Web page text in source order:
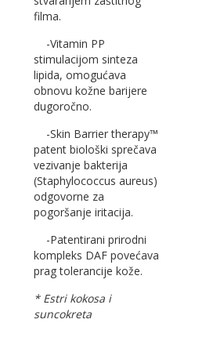
filma.
-Vitamin PP
stimulacijom sinteza
lipida, omogućava
obnovu kožne barijere
dugoročno.
-Skin Barrier therapy™
patent biološki sprečava
vezivanje bakterija
(Staphylococcus aureus)
odgovorne za
pogoršanje iritacija.
-Patentirani prirodni
kompleks DAF povećava
prag tolerancije kože.
* Estri kokosa i
suncokreta